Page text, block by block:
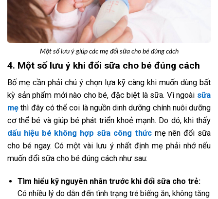
Một số lưu ý giúp các mẹ đổi sữa cho bé đúng cách
4. Một số lưu ý khi đổi sữa cho bé đúng cách
Bố mẹ cần phải chú ý chọn lựa kỹ càng khi muốn dùng bất
kỳ sản phẩm mới nào cho bé, đặc biệt là sữa. Vì ngoài sữa
mẹ thì đây có thể coi là nguồn dinh dưỡng chính nuôi dưỡng
cơ thể bé và giúp bé phát triển khoẻ mạnh. Do dó, khi thấy
dấu hiệu bé không hợp sữa công thứcmẹ nên đổi sữa
cho bé ngay. Có một vài lưu ý nhất định mẹ phải nhớ nếu
muốn đổi sữa cho bé đúng cách như sau:
Tìm hiểu kỹ nguyên nhân trước khi đổi sữa cho trẻ:
Có nhiều lý do dẫn đến tình trạng trẻ biếng ăn, không tăng